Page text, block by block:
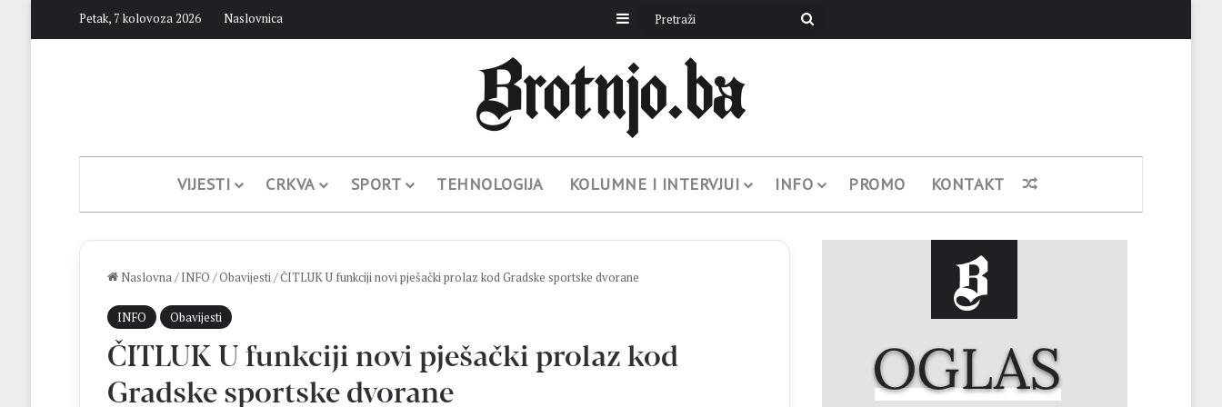
Petak, 7 kolovoza 2026 Naslovnica Sidebar Pretraži
VIJESTI CRKVA SPORT TEHNOLOGIJA KOLUMNE I INTERVJUI INFO PROMO KONTAKT Nasumični članak
Naslovna/ INFO /Obavijesti/ČITLUK U funkciji novi pješački prolaz kod Gradske sportske dvorane
INFO Obavijesti
ČITLUK U funkciji novi pješački prolaz kod
Gradske sportske dvorane